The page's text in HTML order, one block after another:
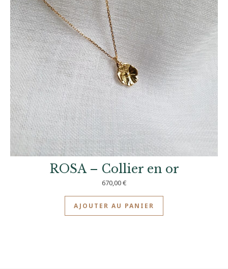
ROSA – Collier en or
670,00€
AJOUTER AU PANIER